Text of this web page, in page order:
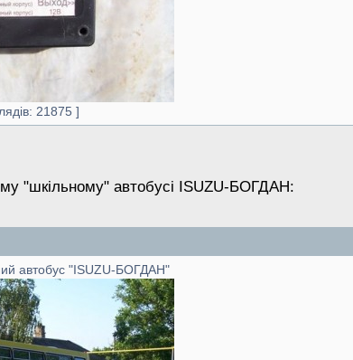
21875 ]
"шкільному" автобусі ISUZU-БОГДАН:
автобус "ISUZU-БОГДАН"